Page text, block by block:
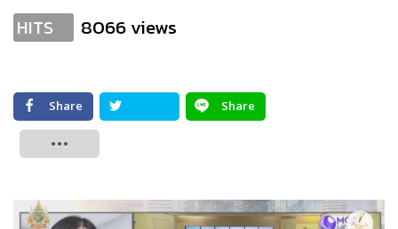
HITS 8066 views
Share
Share